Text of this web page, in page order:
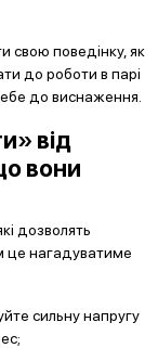
свою поведінку, як
до роботи в парі
до виснаження.
від
вони
дозволять
це нагадуватиме
сильну напругу